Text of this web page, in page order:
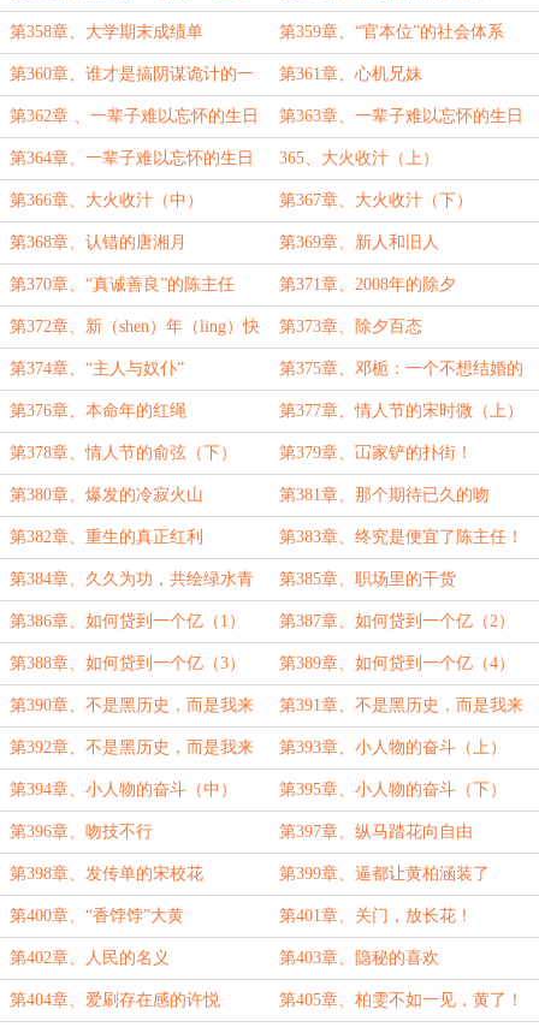
一）
第358章、大学期末成绩单 第359章、“官本位”的社会体系
第360章、谁才是搞阴谋诡计的一
把好手？
第361章、心机兄妹
第362章 、一辈子难以忘怀的生日
（上）
第363章、一辈子难以忘怀的生日
（中）
第364章、一辈子难以忘怀的生日
（下）
365、大火收汁（上）
第366章、大火收汁（中） 第367章、大火收汁（下）
第368章、认错的唐湘月 第369章、新人和旧人
第370章、“真诚善良”的陈主任 第371章、2008年的除夕
第372章、新（shen）年（ling）快
(fai)乐(luo )
第373章、除夕百态
第374章、“主人与奴仆” 第375章、邓栀：一个不想结婚的
女人
第376章、本命年的红绳 第377章、情人节的宋时微（上）
第378章、情人节的俞弦（下） 第379章、冚家铲的扑街！
第380章、爆发的冷寂火山 第381章、那个期待已久的吻
第382章、重生的真正红利 第383章、终究是便宜了陈主任！
第384章、久久为功，共绘绿水青
山的绚丽画卷
第385章、职场里的干货
第386章、如何贷到一个亿（1） 第387章、如何贷到一个亿（2）
第388章、如何贷到一个亿（3） 第389章、如何贷到一个亿（4）
第390章、不是黑历史，而是我来
时的路（上）
第391章、不是黑历史，而是我来
时的路（中）
第392章、不是黑历史，而是我来
时的路（下）
第393章、小人物的奋斗（上）
第394章、小人物的奋斗（中） 第395章、小人物的奋斗（下）
第396章、吻技不行 第397章、纵马踏花向自由
第398章、发传单的宋校花 第399章、逼都让黄柏涵装了
第400章、“香饽饽”大黄 第401章、关门，放长花！
第402章、人民的名义 第403章、隐秘的喜欢
第404章、爱刷存在感的许悦 第405章、柏雯不如一见，黄了！